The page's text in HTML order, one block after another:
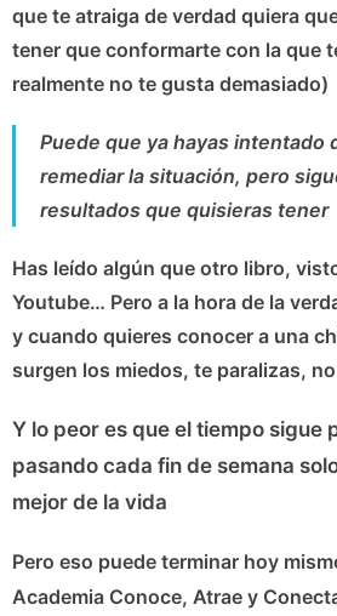
que te atraiga de verdad quiera
tener que conformarte con la que
realmente no te gusta demasiado)
Puede que ya hayas intentado
remediar la situación, pero
resultados que quisieras tener
Has leído algún que otro libro,
Youtube… Pero a la hora de la
y cuando quieres conocer a una
surgen los miedos, te paralizas,
Y lo peor es que el tiempo sigue
pasando cada fin de semana
mejor de la vida
Pero eso puede terminar hoy
Academia Conoce, Atrae y